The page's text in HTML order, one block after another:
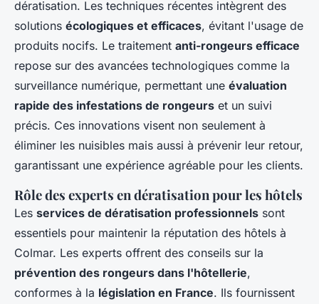
dératisation. Les techniques récentes intègrent des
solutions écologiques et efficaces, évitant l'usage de
produits nocifs. Le traitement anti-rongeurs efficace
repose sur des avancées technologiques comme la
surveillance numérique, permettant une évaluation
rapide des infestations de rongeurs et un suivi
précis. Ces innovations visent non seulement à
éliminer les nuisibles mais aussi à prévenir leur retour,
garantissant une expérience agréable pour les clients.
Rôle des experts en dératisation pour les hôtels
Les services de dératisation professionnels sont
essentiels pour maintenir la réputation des hôtels à
Colmar. Les experts offrent des conseils sur la
prévention des rongeurs dans l'hôtellerie,
conformes à la législation en France. Ils fournissent